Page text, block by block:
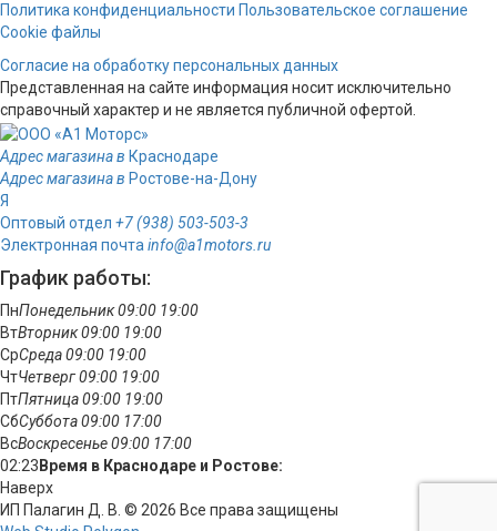
Политика конфиденциальности Пользовательское соглашение
Cookie файлы
Согласие на обработку персональных данных
Представленная на сайте информация носит исключительно
справочный характер и не является публичной офертой.
Адрес магазина в Краснодаре
Адрес магазина в Ростове-на-Дону
Я
Оптовый отдел +7 (938) 503-503-3
Электронная почта info@a1motors.ru
График работы:
ПнПонедельник09:00 19:00
ВтВторник09:00 19:00
СрСреда09:00 19:00
ЧтЧетверг09:00 19:00
ПтПятница09:00 19:00
СбСуббота09:00 17:00
ВсВоскресенье09:00 17:00
02:23 Время в Краснодаре и Ростове:
Наверх
ИП Палагин Д. В. © 2026 Все права защищены